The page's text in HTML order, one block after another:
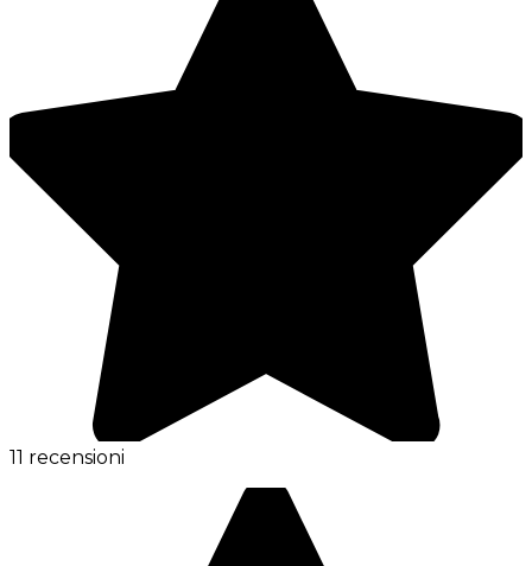
11 recensioni